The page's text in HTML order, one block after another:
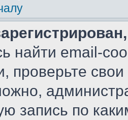
найти email-
проверьте
запись по